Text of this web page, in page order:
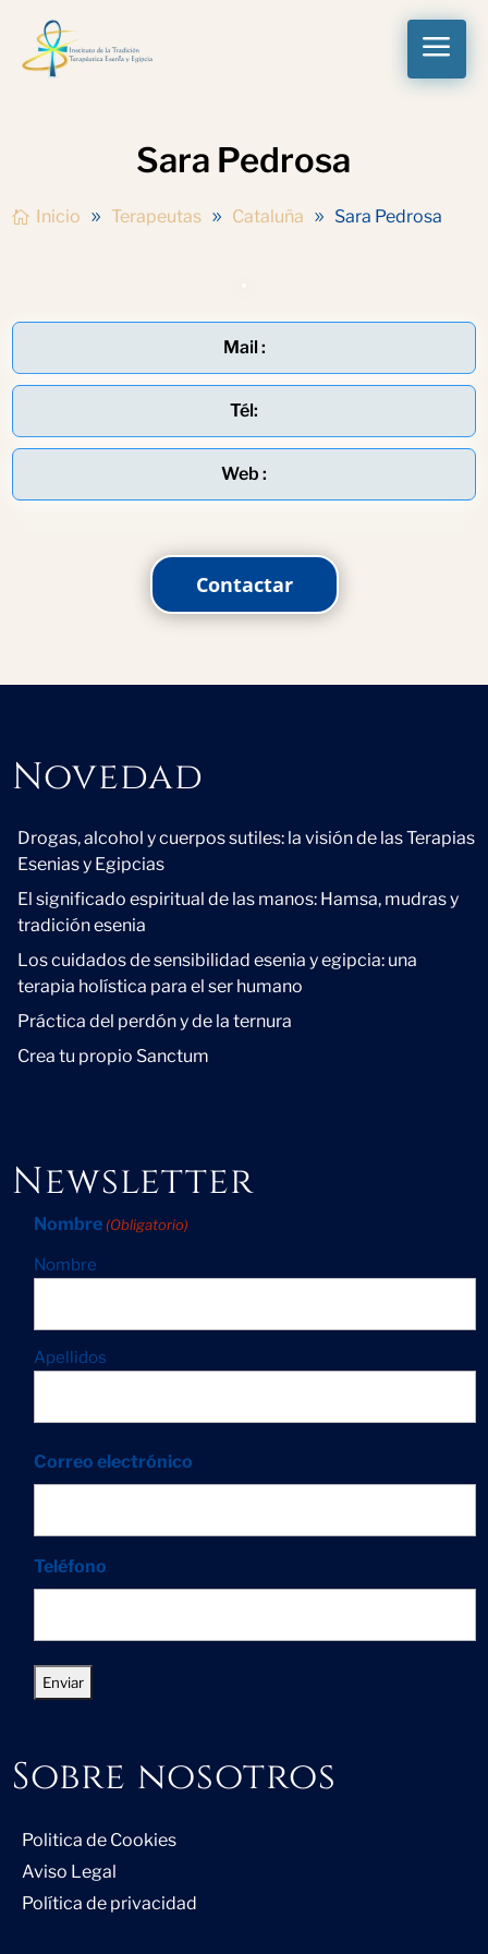
a
Sara Pedrosa
Inicio Terapeutas Cataluña Sara Pedrosa
Mail :
Tél:
Web :
Contactar
Novedad
Novedad
Drogas, alcohol y cuerpos sutiles: la visión de las Terapias
Esenias y Egipcias
El significado espiritual de las manos: Hamsa, mudras y
tradición esenia
Los cuidados de sensibilidad esenia y egipcia: una
terapia holística para el ser humano
Práctica del perdón y de la ternura
Crea tu propio Sanctum
Newsletter
Nombre (Obligatorio)
Nombre
Apellidos
Correo electrónico
Teléfono
Sobre nosotros
Politica de Cookies
Aviso Legal
Política de privacidad